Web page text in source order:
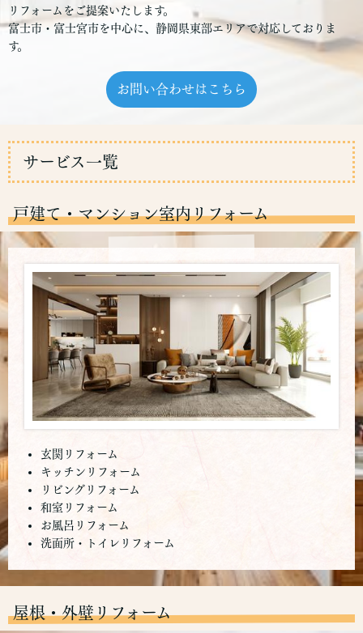
リフォームをご提案いたします。
富士市・富士宮市を中心に、静岡県東部エリアで対応しておりま
す。
お問い合わせはこちら
サービス一覧
戸建て・マンション室内リフォーム
玄関リフォーム
キッチンリフォーム
リビングリフォーム
和室リフォーム
お風呂リフォーム
洗面所・トイレリフォーム
屋根・外壁リフォーム